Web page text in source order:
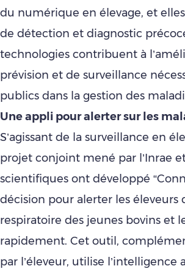
du numérique en élevage, et
de détection et diagnostic
technologies contribuent à
prévision et de surveillance
publics dans la gestion des
Une appli pour alerter sur les
S’agissant de la surveillance en
projet conjoint mené par l’Inrae
scientifiques ont développé
décision pour alerter les éleveurs
respiratoire des jeunes bovins et
rapidement. Cet outil,
par l’éleveur, utilise